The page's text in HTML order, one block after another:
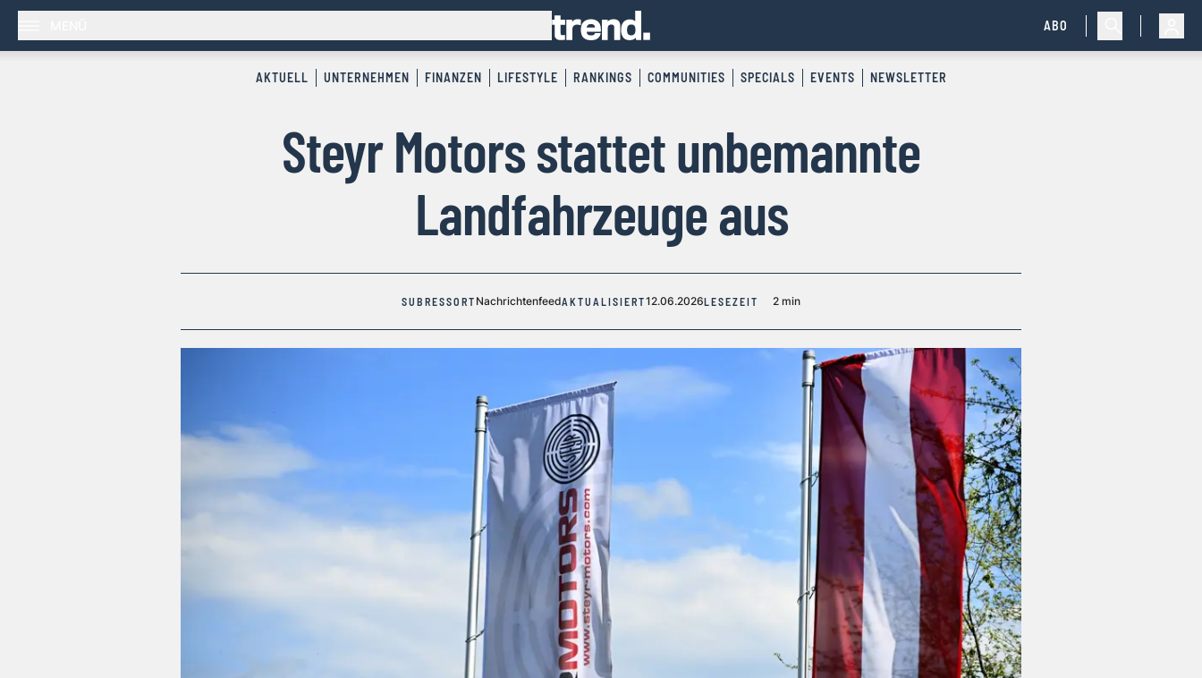
ABO
AKTUELL UNTERNEHMEN FINANZEN LIFESTYLE RANKINGS COMMUNITIES SPECIALS EVENTS NEWSLETTER
Steyr Motors stattet unbemannte
Landfahrzeuge aus
SUBRESSORT NachrichtenfeedAKTUALISIERT12.06.2026LESEZEIT 2 min